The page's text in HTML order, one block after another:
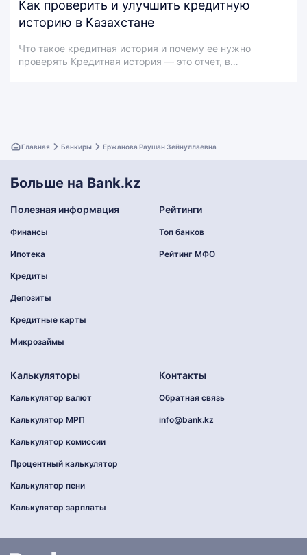
Как проверить и улучшить кредитную
историю в Казахстане
Что такое кредитная история и почему ее нужно
проверять Кредитная история — это отчет, в…
Главная Банкиры Ержанова Раушан Зейнуллаевна
Больше на Bank.kz
Полезная информация
Финансы
Ипотека
Кредиты
Депозиты
Кредитные карты
Микрозаймы
Рейтинги
Топ банков
Рейтинг МФО
Калькуляторы
Калькулятор валют
Калькулятор МРП
Калькулятор комиссии
Процентный калькулятор
Калькулятор пени
Калькулятор зарплаты
Контакты
Обратная связь
info@bank.kz